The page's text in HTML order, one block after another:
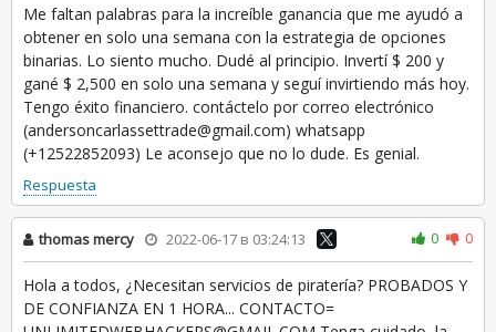
Me faltan palabras para la increíble ganancia que me ayudó a
obtener en solo una semana con la estrategia de opciones
binarias. Lo siento mucho. Dudé al principio. Invertí $ 200 y
gané $ 2,500 en solo una semana y seguí invirtiendo más hoy.
Tengo éxito financiero. contáctelo por correo electrónico
(andersoncarlassettrade@gmail.com) whatsapp
(+12522852093) Le aconsejo que no lo dude. Es genial.
Respuesta
thomas mercy 2022-06-17 в 03:24:13 0 0
Hola a todos, ¿Necesitan servicios de piratería? PROBADOS Y
DE CONFIANZA EN 1 HORA... CONTACTO=